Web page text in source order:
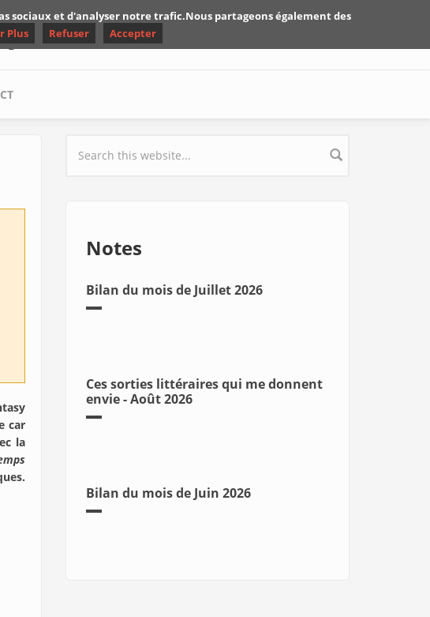
car
la
Search form
Notes
Bilan du mois de Juillet 2026
Ces sorties littéraires qui me donnent
envie - Août 2026
Bilan du mois de Juin 2026
sociaux et d'analyser notre trafic.Nous partageons également des
Plus Refuser Accepter